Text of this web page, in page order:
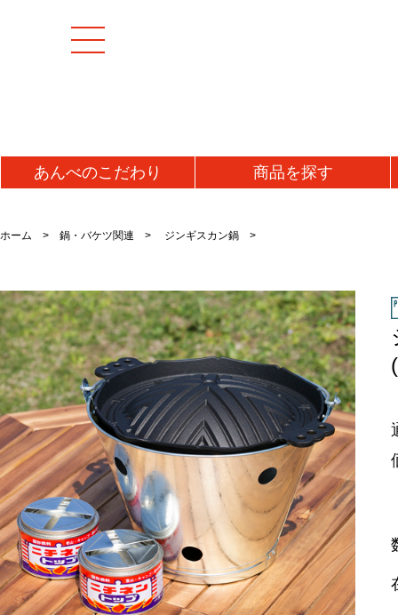
あんべのこだわり 商品を探す
[特集商品]
初回お試し
送料無料・送料込み
仔羊(ラム)肉
ラムモモ肉
ラムカタ肉
ラムカタロース肉
ラム特選ロース肉
ラムチョップ
ラムスペアリブ
ラムショートロイン
ラムテンダーロイン
ラムTボーンステーキ
成羊(マトン)肉
マトンロース肉(解凍)
牛肉
牛タン
豚肉
豚ホルモン
味噌
タレ
ラム
やみ
アロ
ジン
ホーム 鍋・バケツ関連 ジンギスカン鍋